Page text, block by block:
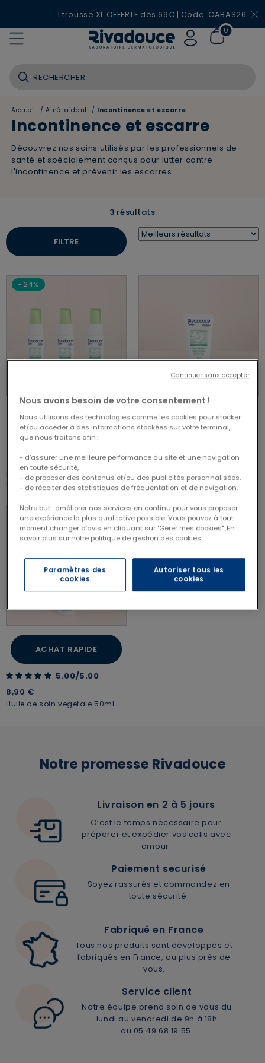
1 trousse XL OFFERTE dès 69€ | Code: CABAS26
0
Accueil /Ainé-aidant / Incontinence et escarre
Incontinence et escarre
Découvrez nos soins utilisés par les professionnels de
santé et spécialement conçus pour lutter contre
l'incontinence et prévenir les escarres.
3 résultats
FILTRE
- 24%
VOIR LE PRODUIT
20,03 €Price reduced from
26,70 € to
Lot de 3 huiles de soin
prévention de l'escarre 50ml
ACHAT RAPIDE
6,90 €
Crème barrière protectrice -
100g
ACHAT RAPIDE
5.00 out of 5 Customer Rating
5.00/5.00
8,90 €
Huile de soin vegetale 50ml
Notre promesse Rivadouce
Livraison en 2 à 5 jours
C’est le temps nécessaire pour
préparer et expédier vos colis avec
amour.
Paiement securisé
Soyez rassurés et commandez en
toute sécurité.
Fabriqué en France
Tous nos produits sont développés et
fabriqués en France, au plus près de
vous.
Service client
Notre équipe prend soin de vous du
lundi au vendredi de 9h à 18h
au 05 49 68 19 55.
Nous avons besoin de votre consentement !
Nous utilisons des technologies comme les cookies pour stocker
et/ou accéder à des informations stockées sur votre terminal,
que nous traitons afin :
- d’assurer une meilleure performance du site et une navigation
en toute sécurité,
- de proposer des contenus et/ou des publicités personnalisées,
- de récolter des statistiques de fréquentation et de navigation.
Notre but : améliorer nos services en continu pour vous proposer
une expérience la plus qualitative possible. Vous pouvez à tout
moment changer d’avis en cliquant sur "Gérer mes cookies". En
savoir plus sur notre politique de gestion des cookies.
Paramètres des
cookies
Autoriser tous les
cookies
Continuer sans accepter